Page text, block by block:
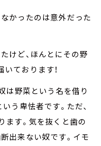
かったのは意外だった
けど、ほんとにその野
ております！
は野菜という名を借り
う卑怯者です。ただ、
ます。気を抜くと歯の
出来ない奴です。イモ